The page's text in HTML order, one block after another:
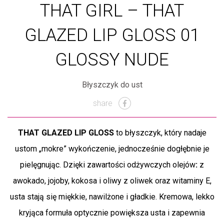
THAT GIRL – THAT
GLAZED LIP GLOSS 01
GLOSSY NUDE
Błyszczyk do ust
share
THAT GLAZED LIP GLOSSto błyszczyk, który nadaje
ustom „mokre” wykończenie, jednocześnie dogłębnie je
pielęgnując. Dzięki zawartości odżywczych olejów: z
awokado, jojoby, kokosa i oliwy z oliwek oraz witaminy E,
usta stają się miękkie, nawilżone i gładkie. Kremowa, lekko
kryjąca formuła optycznie powiększa usta i zapewnia